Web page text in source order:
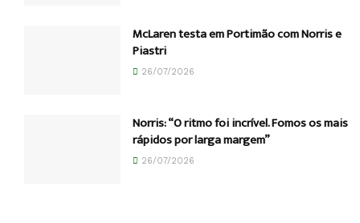
McLaren testa em Portimão com Norris e
Piastri
26/07/2026
Norris: “O ritmo foi incrível. Fomos os mais
rápidos por larga margem”
26/07/2026